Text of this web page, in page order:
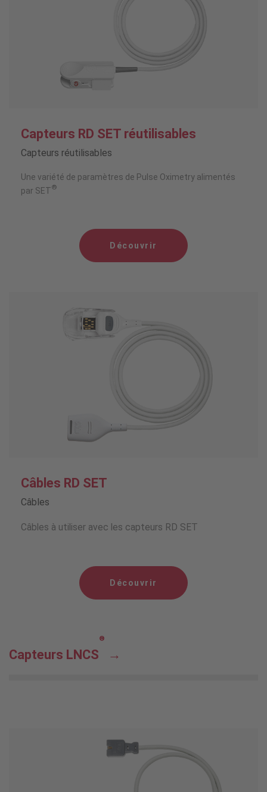
Capteurs RD SET réutilisables
Capteurs réutilisables
Une variété de paramètres de Pulse Oximetry alimentés
par SET®
Découvrir
Câbles RD SET
Câbles
Câbles à utiliser avec les capteurs RD SET
Découvrir
Capteurs LNCS
®